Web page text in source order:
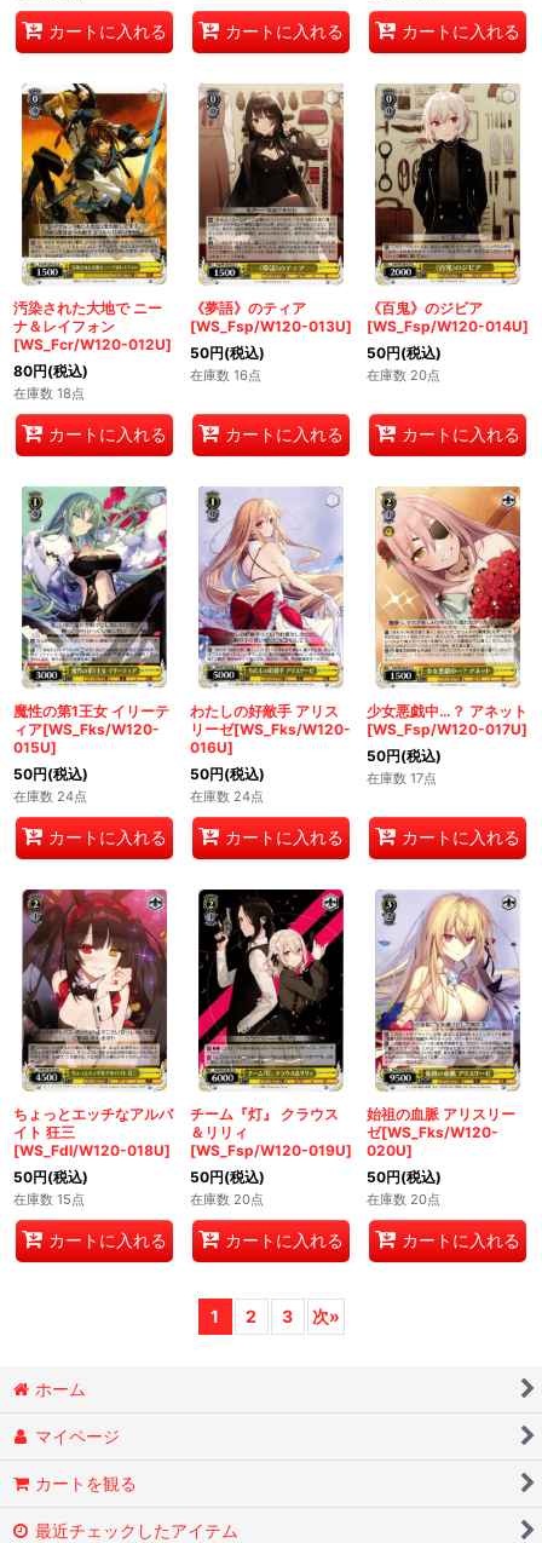
カートに入れる カートに入れる カートに入れる
汚染された大地で ニー
ナ＆レイフォン
[WS_Fcr/W120-012U]
80円(税込)
在庫数 18点
カートに入れる
《夢語》のティア
[WS_Fsp/W120-013U]
50円(税込)
在庫数 16点
カートに入れる
《百鬼》のジビア
[WS_Fsp/W120-014U]
50円(税込)
在庫数 20点
カートに入れる
魔性の第1王女 イリーテ
ィア[WS_Fks/W120-
015U]
50円(税込)
在庫数 24点
カートに入れる
わたしの好敵手 アリス
リーゼ[WS_Fks/W120-
016U]
50円(税込)
在庫数 24点
カートに入れる
少女悪戯中…？ アネット
[WS_Fsp/W120-017U]
50円(税込)
在庫数 17点
カートに入れる
ちょっとエッチなアルバ
イト 狂三
[WS_Fdl/W120-018U]
50円(税込)
在庫数 15点
カートに入れる
チーム『灯』 クラウス
＆リリィ
[WS_Fsp/W120-019U]
50円(税込)
在庫数 20点
カートに入れる
始祖の血脈 アリスリー
ゼ[WS_Fks/W120-
020U]
50円(税込)
在庫数 20点
カートに入れる
1 2 3 次»
ホーム
マイページ
カートを観る
最近チェックしたアイテム